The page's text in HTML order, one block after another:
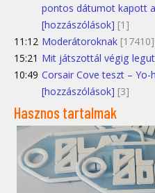
pontos dátumot kapott
[hozzászólások] [1]
11:12 Moderátoroknak [17410]
15:21 Mit játszottál végig
10:49 Corsair Cove teszt –
[hozzászólások] [3]
Hasznos tartalmak